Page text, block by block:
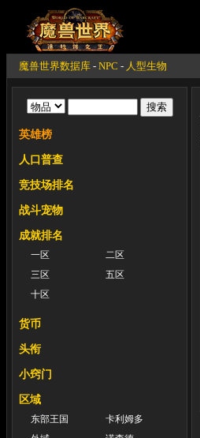
魔兽世界数据库 - NPC - 人型生物
英雄榜
人口普查
竞技场排名
战斗宠物
成就排名
一区
二区
三区
五区
十区
货币
头衔
小窍门
区域
东部王国
卡利姆多